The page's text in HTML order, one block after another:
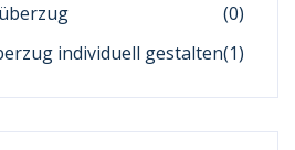
(0)
individuell gestalten(1)